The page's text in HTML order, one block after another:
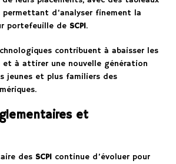
d’analyser finement la
portefeuille de SCPI.
contribuent à abaisser les
et à attirer une nouvelle génération
jeunes et plus familiers des
et
des SCPI continue d’évoluer pour